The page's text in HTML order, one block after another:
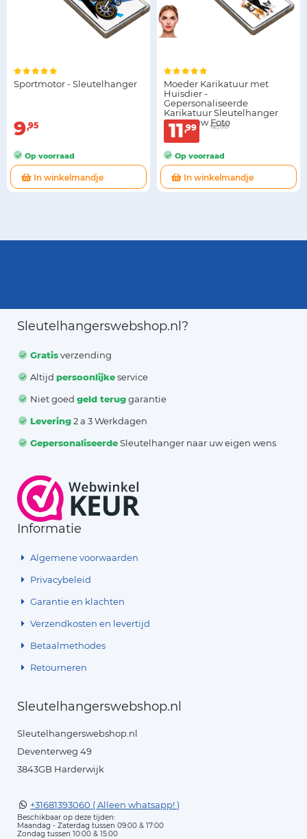
Sportmotor - Sleutelhanger
9 95
Op voorraad
In winkelmandje
Moeder Karikatuur met
Huisdier -
Gepersonaliseerde
Karikatuur Sleutelhanger
met Jouw Foto
11 99 12,95
Op voorraad
In winkelmandje
Sleutelhangerswebshop.nl?
Gratisverzending
Altijdpersoonlijkeservice
Niet goedgeld teruggarantie
Levering2 a 3 Werkdagen
GepersonaliseerdeSleutelhanger naar uw eigen wens
Informatie
Algemene voorwaarden
Privacybeleid
Garantie en klachten
Verzendkosten en levertijd
Betaalmethodes
Retourneren
Sleutelhangerswebshop.nl
Sleutelhangerswebshop.nl
Deventerweg 49
3843GB Harderwijk
+31681393060 ( Alleen whatsapp! )
Beschikbaar op deze tijden:
Maandag - Zaterdag tussen 09:00 & 17:00
Zondag tussen 10:00 & 15:00